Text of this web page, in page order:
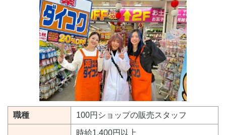
職種 100円ショップの販売スタッフ
時給1,400円以上